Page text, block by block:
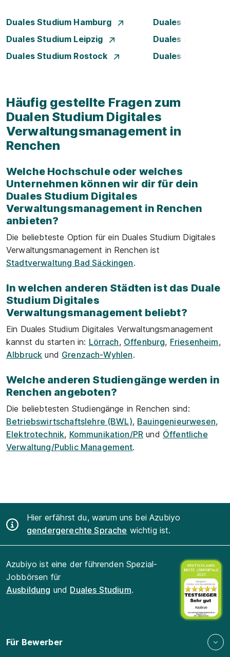
Duales Studium Hamburg
Duales Studium
Duales Studium Leipzig
Duales Studium
Duales Studium Rostock
Duales Studium
Häufig gestellte Fragen zum
Dualen Studium Digitales
Verwaltungsmanagement in
Renchen
Welche Hochschule oder welches
Unternehmen können wir dir für dein
Duales Studium Digitales
Verwaltungsmanagement in Renchen
anbieten?
Die beliebteste Option für ein Duales Studium Digitales
Verwaltungsmanagement in Renchen ist
Stadtverwaltung Bad Säckingen.
In welchen anderen Städten ist das Duale
Studium Digitales
Verwaltungsmanagement beliebt?
Ein Duales Studium Digitales Verwaltungsmanagement
kannst du starten in: Lörrach, Offenburg, Friesenheim,
Albbruck und Grenzach-Wyhlen.
Welche anderen Studiengänge werden in
Renchen angeboten?
Die beliebtesten Studiengänge in Renchen sind:
Betriebswirtschaftslehre (BWL), Bauingenieurwesen,
Elektrotechnik, Kommunikation/PR und Öffentliche
Verwaltung/Public Management.
Hier erfährst du, warum uns bei Azubiyo
gendergerechte Sprache wichtig ist.
Azubiyo ist eine der führenden Spezial-
Jobbörsen für
Ausbildung und Duales Studium.
Für Bewerber